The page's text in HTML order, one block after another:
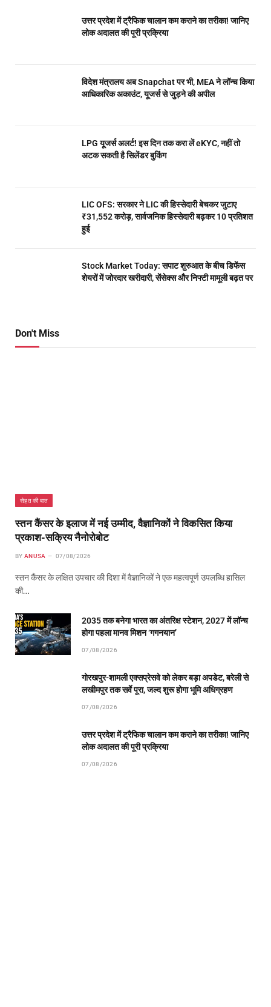
उत्तर प्रदेश में ट्रैफिक चालान कम कराने का तरीका! जानिए
लोक अदालत की पूरी प्रक्रिया
विदेश मंत्रालय अब Snapchat पर भी, MEA ने लॉन्च किया
आधिकारिक अकाउंट, यूजर्स से जुड़ने की अपील
LPG यूजर्स अलर्ट! इस दिन तक करा लें eKYC, नहीं तो
अटक सकती है सिलेंडर बुकिंग
LIC OFS: सरकार ने LIC की हिस्सेदारी बेचकर जुटाए
₹31,552 करोड़, सार्वजनिक हिस्सेदारी बढ़कर 10 प्रतिशत
हुई
Stock Market Today: सपाट शुरुआत के बीच डिफेंस
शेयरों में जोरदार खरीदारी, सेंसेक्स और निफ्टी मामूली बढ़त पर
Don't Miss
सेहत की बात
स्तन कैंसर के इलाज में नई उम्मीद, वैज्ञानिकों ने विकसित किया
प्रकाश-सक्रिय नैनोरोबोट
BY ANUSA 07/08/2026
स्तन कैंसर के लक्षित उपचार की दिशा में वैज्ञानिकों ने एक महत्वपूर्ण उपलब्धि हासिल
की…
2035 तक बनेगा भारत का अंतरिक्ष स्टेशन, 2027 में लॉन्च
होगा पहला मानव मिशन ‘गगनयान’
07/08/2026
गोरखपुर-शामली एक्सप्रेसवे को लेकर बड़ा अपडेट, बरेली से
लखीमपुर तक सर्वे पूरा, जल्द शुरू होगा भूमि अधिग्रहण
07/08/2026
उत्तर प्रदेश में ट्रैफिक चालान कम कराने का तरीका! जानिए
लोक अदालत की पूरी प्रक्रिया
07/08/2026